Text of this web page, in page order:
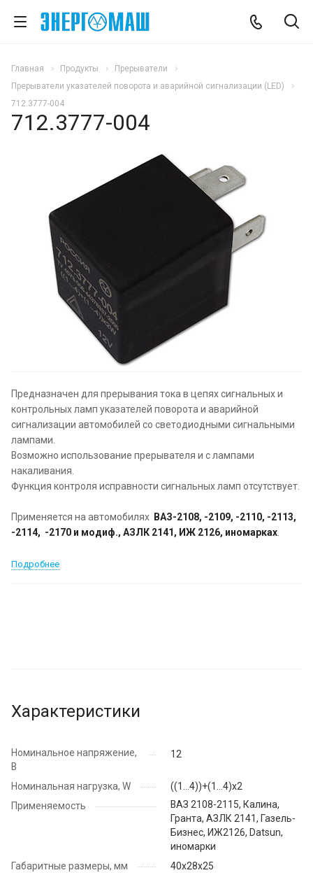
Главная Продукты
Прерыватели
Прерыватели указателей поворота и аварийной сигнализации (LED)
712.3777-004
712.3777-004
Предназначен для прерывания тока в цепях сигнальных и
контрольных ламп указателей поворота и аварийной
сигнализации автомобилей со светодиодными сигнальными
лампами.
Возможно использование прерывателя и с лампами
накаливания.
Функция контроля исправности сигнальных ламп отсутствует.
Применяется на автомобилях ВАЗ-2108, -2109, -2110, -2113,
-2114, -2170 и модиф., АЗЛК 2141, ИЖ 2126, иномарках
Подробнее
Характеристики
Номинальное напряжение,
В
12
Номинальная нагрузка, W
((1...4))+(1...4)х2
Применяемость
ВАЗ 2108-2115, Калина,
Гранта, АЗЛК 2141, Газель-
Бизнес, ИЖ2126, Datsun,
иномарки
Габаритные размеры, мм
40х28х25